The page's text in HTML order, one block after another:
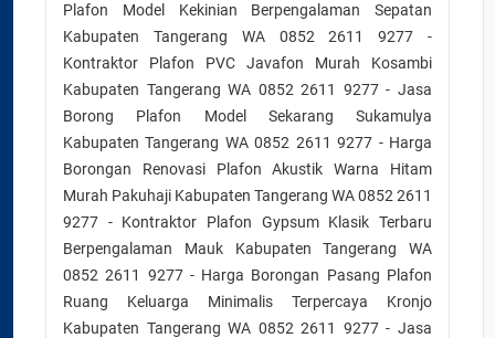
Plafon Model Kekinian Berpengalaman Sepatan
Kabupaten Tangerang WA 0852 2611 9277 -
Kontraktor Plafon PVC Javafon Murah Kosambi
Kabupaten Tangerang WA 0852 2611 9277 - Jasa
Borong Plafon Model Sekarang Sukamulya
Kabupaten Tangerang WA 0852 2611 9277 - Harga
Borongan Renovasi Plafon Akustik Warna Hitam
Murah Pakuhaji Kabupaten Tangerang WA 0852 2611
9277 - Kontraktor Plafon Gypsum Klasik Terbaru
Berpengalaman Mauk Kabupaten Tangerang WA
0852 2611 9277 - Harga Borongan Pasang Plafon
Ruang Keluarga Minimalis Terpercaya Kronjo
Kabupaten Tangerang WA 0852 2611 9277 - Jasa